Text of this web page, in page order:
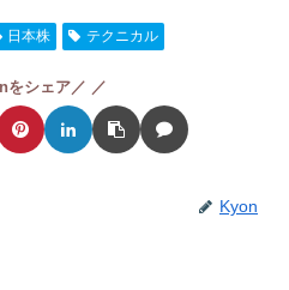
n
a
日本株 テクニカル
をシェア／
Kyon